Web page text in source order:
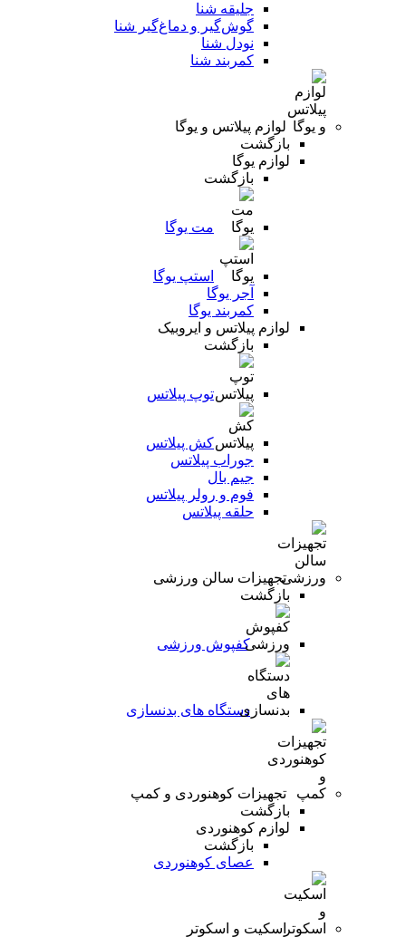
جلیقه شنا
گوش‌گیر و دماغ‌گیر شنا
نودل شنا
کمربند شنا
لوازم پیلاتس و یوگا
بازگشت
لوازم یوگا
بازگشت
مت یوگا
استپ یوگا
آجر یوگا
کمربند یوگا
لوازم پیلاتس و ایروبیک
بازگشت
توپ پیلاتس
کش پیلاتس
جوراب پیلاتس
جیم بال
فوم و رولر پیلاتس
حلقه پیلاتس
تجهیزات سالن ورزشی
بازگشت
کفپوش ورزشی
دستگاه های بدنسازی
تجهیزات کوهنوردی و کمپ
بازگشت
لوازم کوهنوردی
بازگشت
عصای کوهنوردی
اسکیت و اسکوتر